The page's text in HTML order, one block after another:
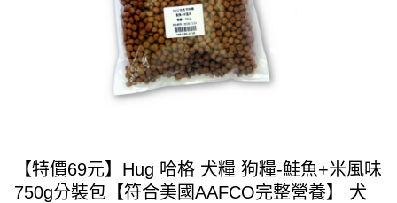
【特價69元】Hug 哈格 犬糧 狗糧-鮭魚+米風味
750g分裝包【符合美國AAFCO完整營養】 犬